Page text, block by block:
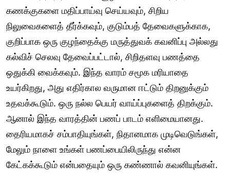
கணக்குகளை மதிப்பாய்வு செய்யவும், சிறிய
நிலுவைகளைத் தீர்க்கவும், குடும்பத் தேவைகளுக்காக,
குறிப்பாக ஒரு குழந்தைக்கு மருத்துவக் கவனிப்பு அல்லது
கல்விச் செலவு தேவைப்பட்டால், சிறிதளவு பணத்தை
ஒதுக்கி வைக்கவும். இந்த வாரம் சமூக மரியாதை
உயர்கிறது, அது எதிர்கால வருமான ஈட்டும் திறனுக்கும்
உதவக்கூடும். ஒரு நல்ல பெயர் வாய்ப்புகளைத் திறக்கும்.
ஆனால் இந்த வாரத்தின் பணப் பாடம் எளிமையானது.
தைரியமாகச் சம்பாதியுங்கள், நிதானமாக முடிவெடுங்கள்,
மேலும் நாளை உங்கள் பணப்பையிலிருந்து என்ன
கேட்கக்கூடும் என்பதையும் ஒரு கண்ணால் கவனியுங்கள்.